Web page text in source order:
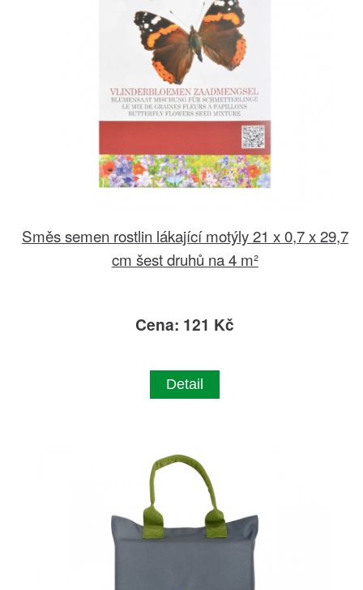
Směs semen rostlin lákající motýly 21 x 0,7 x 29,7
cm šest druhů na 4 m²
Cena: 121 Kč
Detail